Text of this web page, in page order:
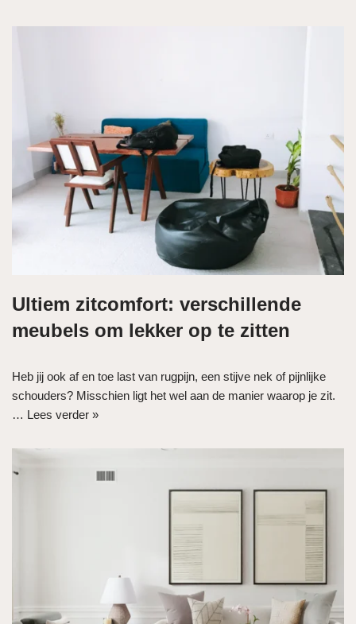
Ultiem zitcomfort: verschillende
meubels om lekker op te zitten
Heb jij ook af en toe last van rugpijn, een stijve nek of pijnlijke
schouders? Misschien ligt het wel aan de manier waarop je zit.
… Lees verder »